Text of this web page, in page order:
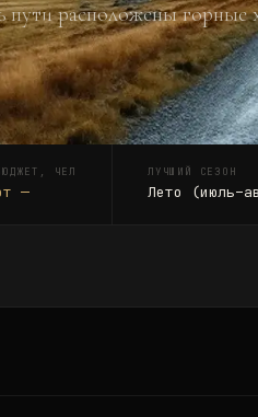
пути расположены
ЧЕЛ
—
ЛУЧШИЙ СЕЗОН
Лето